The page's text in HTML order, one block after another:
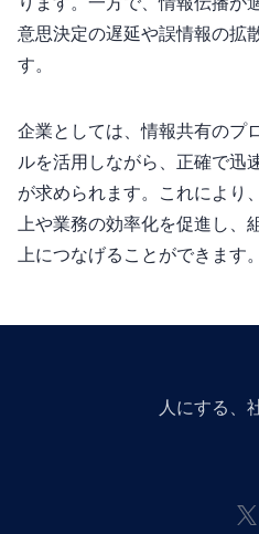
意思決定の遅延や誤情報の拡
す。
企業としては、情報共有のプ
ルを活用しながら、正確で迅
が求められます。これにより
上や業務の効率化を促進し、
上につなげることができます。
人にGiveする、